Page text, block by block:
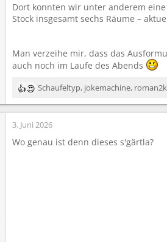
Dort konnten wir unter anderem
Stock insgesamt sechs Räume –
Man verzeihe mir, dass das
auch noch im Laufe des Abends
R
e
a
k
i
Schaufeltyp, jokemachine, roman2k
3. Juni 2026
Wo genau ist denn dieses s'gärtla?